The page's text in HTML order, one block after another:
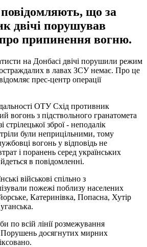
що за
двічі порушував
про припинення вогню.
на Донбасі двічі порушили режим
в лавах ЗСУ немає. Про це
прес-центр операції
ОТУ Схід противник
вогонь з підствольного гранатомета
стрілецької зброї - неподалік
були неприцільними, тому
вогонь у відповідь не
і поранень серед українських
в повідомленні.
військові спільно з
пожежі поблизу населених
Катеринівка, Попасна, Хутір
по всій лінії розмежування
Порушень досягнутих мирних